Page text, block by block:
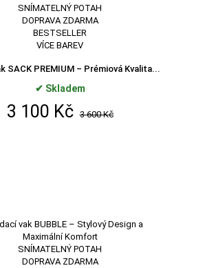
SNÍMATELNÝ POTAH
DOPRAVA ZDARMA
BESTSELLER
VÍCE BAREV
SACK PREMIUM – Prémiová Kvalita...
✔ Skladem
3 100 Kč 3 600 Kč
SNÍMATELNÝ POTAH
DOPRAVA ZDARMA